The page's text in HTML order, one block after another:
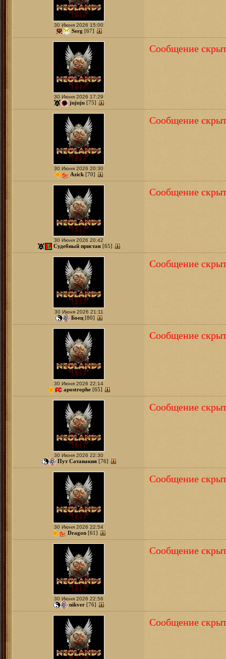
30 Июня 2026 15:00
Serg [67]
30 Июня 2026 17:29
jujuju [75]
Сообщение
30 Июня 2026 20:30
Azick [70]
Сообщение
30 Июня 2026 20:42
Судебный пристав [65]
Сообщение
30 Июня 2026 21:11
Боец [80]
Сообщение
30 Июня 2026 22:14
apostrophe [65]
Сообщение
30 Июня 2026 22:30
Пут Сатанакия [76]
Сообщение
30 Июня 2026 22:54
Dragon [61]
Сообщение
30 Июня 2026 22:56
nikver [76]
Сообщение
Сообщение